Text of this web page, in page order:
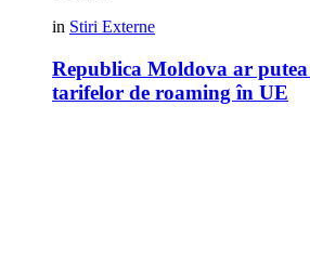
in Stiri Externe
Republica Moldova ar
tarifelor de roaming în UE